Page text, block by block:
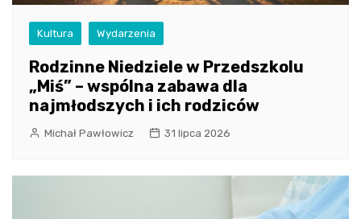
Kultura Wydarzenia
Rodzinne Niedziele w Przedszkolu
„Miś” – wspólna zabawa dla
najmłodszych i ich rodziców
Michał Pawłowicz 31 lipca 2026